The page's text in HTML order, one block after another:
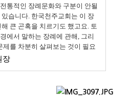
통적인 장례문화와 구분이 안될
습니다. 한국천주교회는 이 장
큰 곤혹을 치르기도 했고요. 토
에서 말하는 장례에 관해, 그리
제를 차분히 살펴보는 것이 필요
장